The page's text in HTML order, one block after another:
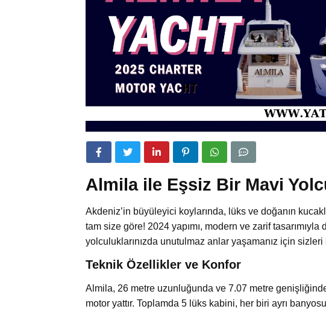
Almila ile Eşsiz Bir Mavi
Akdeniz’in büyüleyici koylarında, lüks ve doğanın
tam size göre! 2024 yapımı, modern ve zarif tasarımıyla
yolculuklarınızda unutulmaz anlar yaşamanız için sizleri
Teknik Özellikler ve Konfor
Almila, 26 metre uzunluğunda ve 7.07 metre
motor yattır. Toplamda 5 lüks kabini, her biri ayrı